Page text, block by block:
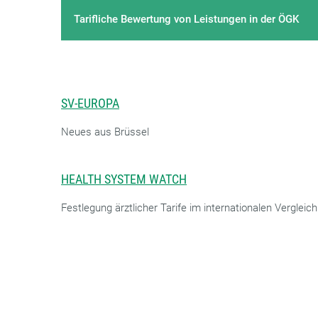
Tarifliche Bewertung von Leistungen in der ÖGK
SV-EUROPA
Neues aus Brüssel
HEALTH SYSTEM WATCH
Festlegung ärztlicher Tarife im internationalen Vergleich